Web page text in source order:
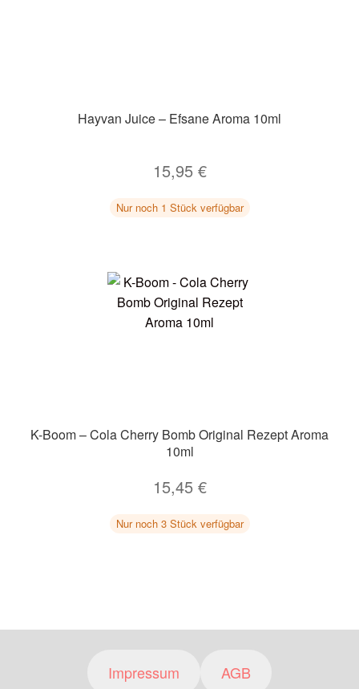
Hayvan Juice – Efsane Aroma 10ml
15,95 €
Nur noch 1 Stück verfügbar
K-Boom – Cola Cherry Bomb Original Rezept Aroma
10ml
15,45 €
Nur noch 3 Stück verfügbar
Impressum AGB